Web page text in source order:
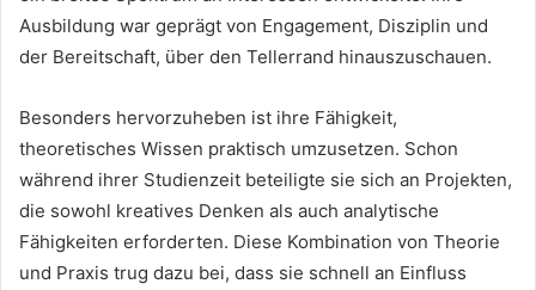
Ausbildung war geprägt von Engagement, Disziplin und
der Bereitschaft, über den Tellerrand hinauszuschauen.
Besonders hervorzuheben ist ihre Fähigkeit,
theoretisches Wissen praktisch umzusetzen. Schon
während ihrer Studienzeit beteiligte sie sich an Projekten,
die sowohl kreatives Denken als auch analytische
Fähigkeiten erforderten. Diese Kombination von Theorie
und Praxis trug dazu bei, dass sie schnell an Einfluss